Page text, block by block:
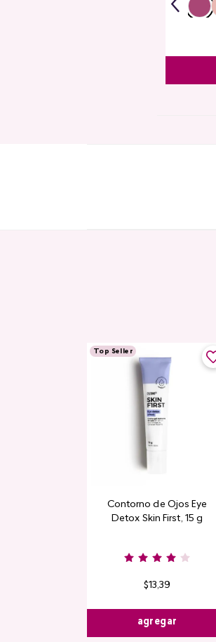
Top Seller
Contorno de Ojos Eye
Detox Skin First, 15 g
$13,39
agregar